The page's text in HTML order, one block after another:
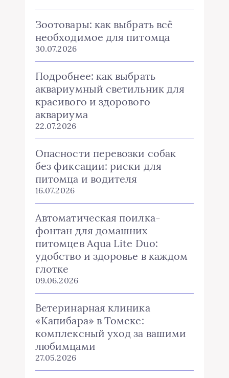
Зоотовары: как выбрать всё
необходимое для питомца
30.07.2026
Подробнее: как выбрать
аквариумный светильник для
красивого и здорового
аквариума
22.07.2026
Опасности перевозки собак
без фиксации: риски для
питомца и водителя
16.07.2026
Автоматическая поилка-
фонтан для домашних
питомцев Aqua Lite Duo:
удобство и здоровье в каждом
глотке
09.06.2026
Ветеринарная клиника
«Капибара» в Томске:
комплексный уход за вашими
любимцами
27.05.2026